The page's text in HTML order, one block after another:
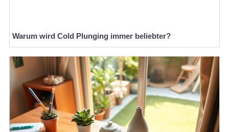
Warum wird Cold Plunging immer beliebter?